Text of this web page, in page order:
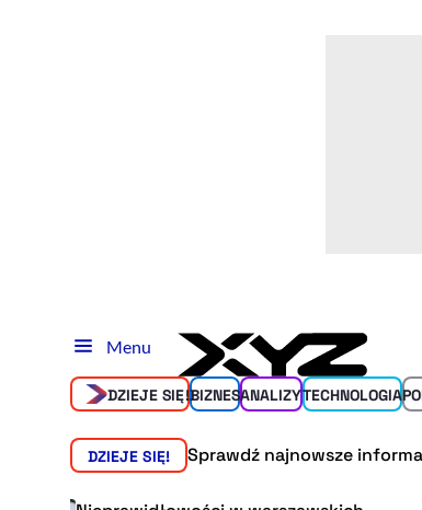
Menu
DZIEJE SIĘ!BIZNESANALIZYTECHNOLOGIA
DZIEJE SIĘ! Sprawdź najnowsze